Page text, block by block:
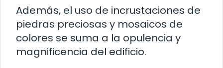
Además, el uso de incrustaciones de
piedras preciosas y mosaicos de
colores se suma a la opulencia y
magnificencia del edificio.